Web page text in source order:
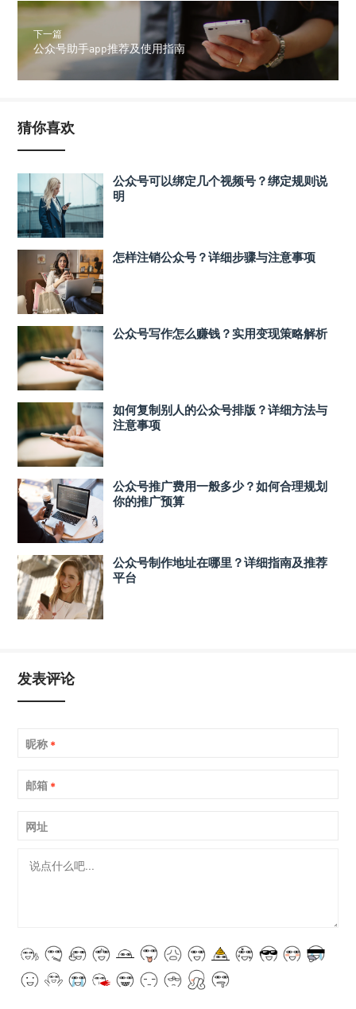
下一篇
公众号助手app推荐及使用指南
猜你喜欢
公众号可以绑定几个视频号？绑定规则说
明
怎样注销公众号？详细步骤与注意事项
公众号写作怎么赚钱？实用变现策略解析
如何复制别人的公众号排版？详细方法与
注意事项
公众号推广费用一般多少？如何合理规划
你的推广预算
公众号制作地址在哪里？详细指南及推荐
平台
发表评论
昵称 *
邮箱 *
网址